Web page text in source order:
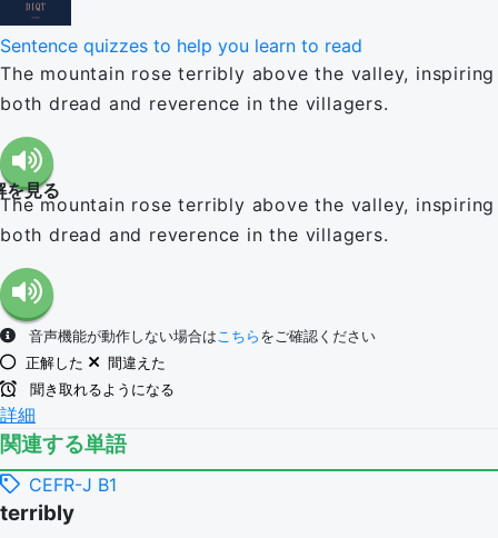
(en-GB)
Sentence quizzes to help you learn to read
The mountain rose terribly above the valley, inspiring
both dread and reverence in the villagers.
を見る
The mountain rose terribly above the valley, inspiring
both dread and reverence in the villagers.
音声機能が動作しない場合はこちら をご確認ください
正解した
間違えた
聞き取れるようになる
詳細
関連する単語
CEFR-J B1
terribly